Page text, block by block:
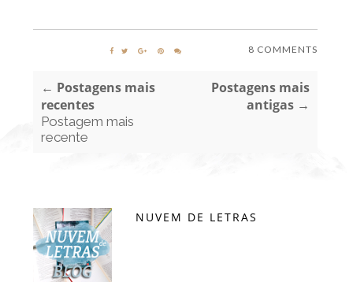
8 COMMENTS
← Postagens mais
recentes
Postagem mais
recente
Postagens mais
antigas →
NUVEM DE LETRAS